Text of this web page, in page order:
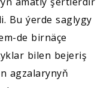
Bu ýerde saglygy
de birnäçe
bilen bejeriş
agzalarynyň